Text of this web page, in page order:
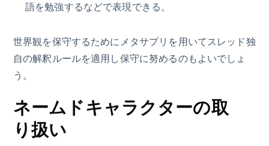
語を勉強するなどで表現できる。
世界観を保守するためにメタサプリを用いてスレッド独
自の解釈ルールを適用し保守に努めるのもよいでしょ
う。
ネームドキャラクターの取
り扱い